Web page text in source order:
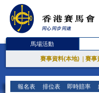
馬場活動
賽事資料(本地) 賽事
報名表 排位表 即時賠率